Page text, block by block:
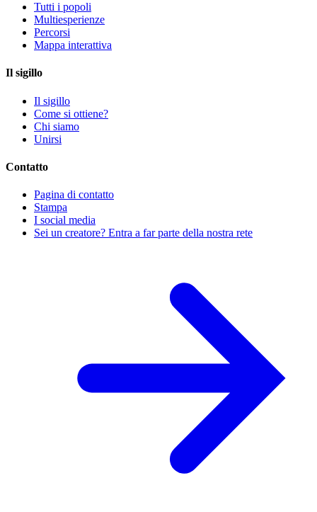
Tutti i popoli
Multiesperienze
Percorsi
Mappa interattiva
Il sigillo
Il sigillo
Come si ottiene?
Chi siamo
Unirsi
Contatto
Pagina di contatto
Stampa
I social media
Sei un creatore? Entra a far parte della nostra rete